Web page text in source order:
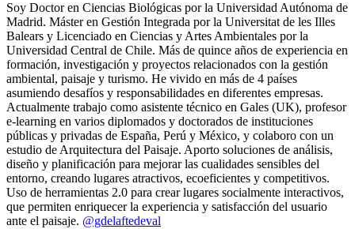
Soy Doctor en Ciencias Biológicas por la Universidad Autónoma de
Madrid. Máster en Gestión Integrada por la Universitat de les Illes
Balears y Licenciado en Ciencias y Artes Ambientales por la
Universidad Central de Chile. Más de quince años de experiencia en
formación, investigación y proyectos relacionados con la gestión
ambiental, paisaje y turismo. He vivido en más de 4 países
asumiendo desafíos y responsabilidades en diferentes empresas.
Actualmente trabajo como asistente técnico en Gales (UK), profesor
e-learning en varios diplomados y doctorados de instituciones
públicas y privadas de España, Perú y México, y colaboro con un
estudio de Arquitectura del Paisaje. Aporto soluciones de análisis,
diseño y planificación para mejorar las cualidades sensibles del
entorno, creando lugares atractivos, ecoeficientes y competitivos.
Uso de herramientas 2.0 para crear lugares socialmente interactivos,
que permiten enriquecer la experiencia y satisfacción del usuario
ante el paisaje. @gdelaftedeval